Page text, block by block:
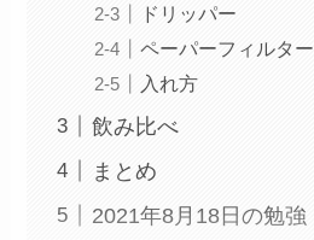
ドリッパー
ペーパーフィルター
入れ方
飲み比べ
まとめ
2021年8月18日の勉強